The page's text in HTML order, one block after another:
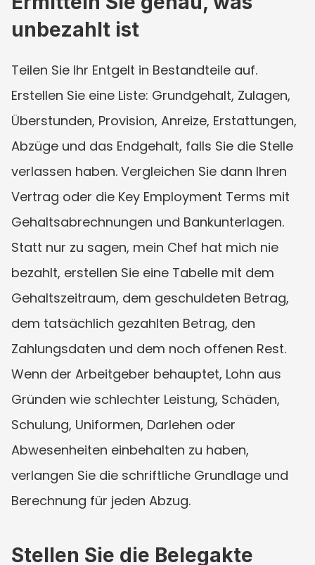
unbezahlt ist
Teilen Sie Ihr Entgelt in Bestandteile auf.
Erstellen Sie eine Liste: Grundgehalt, Zulagen,
Überstunden, Provision, Anreize, Erstattungen,
Abzüge und das Endgehalt, falls Sie die Stelle
verlassen haben. Vergleichen Sie dann Ihren
Vertrag oder die Key Employment Terms mit
Gehaltsabrechnungen und Bankunterlagen.
Statt nur zu sagen, mein Chef hat mich nie
bezahlt, erstellen Sie eine Tabelle mit dem
Gehaltszeitraum, dem geschuldeten Betrag,
dem tatsächlich gezahlten Betrag, den
Zahlungsdaten und dem noch offenen Rest.
Wenn der Arbeitgeber behauptet, Lohn aus
Gründen wie schlechter Leistung, Schäden,
Schulung, Uniformen, Darlehen oder
Abwesenheiten einbehalten zu haben,
verlangen Sie die schriftliche Grundlage und
Berechnung für jeden Abzug.
Stellen Sie die Belegakte